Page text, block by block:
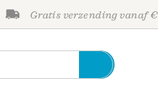
Gratis verzending vanaf